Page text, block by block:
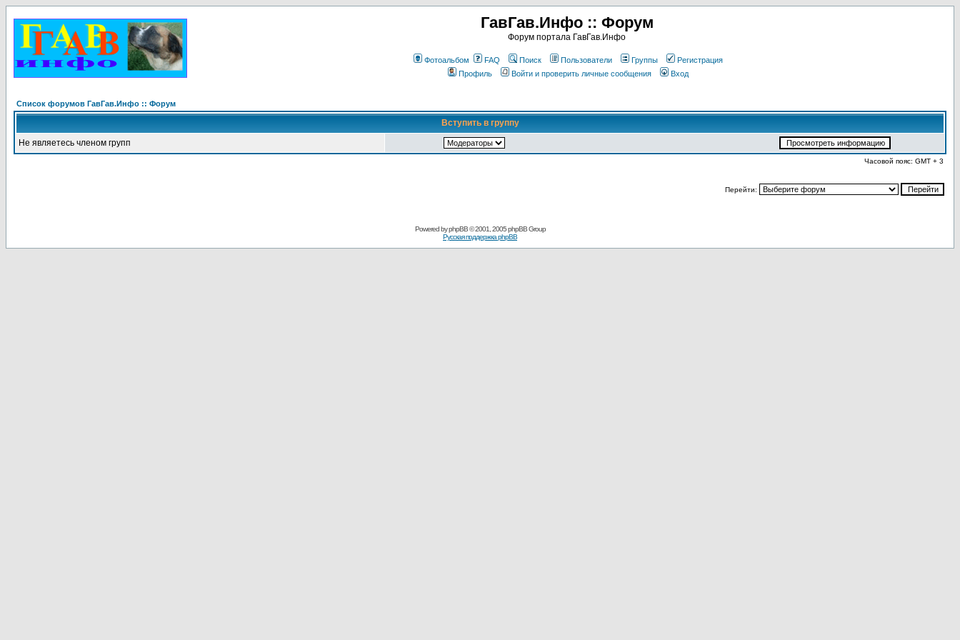
ГавГав.Инфо :: Форум
Форум портала ГавГав.Инфо
Фотоальбом FAQ Поиск Пользователи Группы
Регистрация
Профиль
Войти и проверить личные сообщения Вход
Список форумов ГавГав.Инфо :: Форум
Вступить в группу
Не являетесь членом групп
Часовой пояс: GMT + 3
Перейти:
Powered byphpBB© 2001, 2005 phpBB Group
Русская поддержка phpBB